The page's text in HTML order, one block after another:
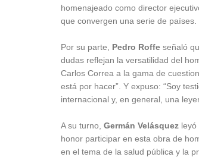
homenajeado como director
que convergen una serie de países.
Por su parte, Pedro Roffe señaló
dudas reflejan la versatilidad del
Carlos Correa a la gama de
está por hacer”. Y expuso: “Soy
internacional y, en general, una
A su turno, Germán Velásquez leyó
honor participar en esta obra de
en el tema de la salud pública y la